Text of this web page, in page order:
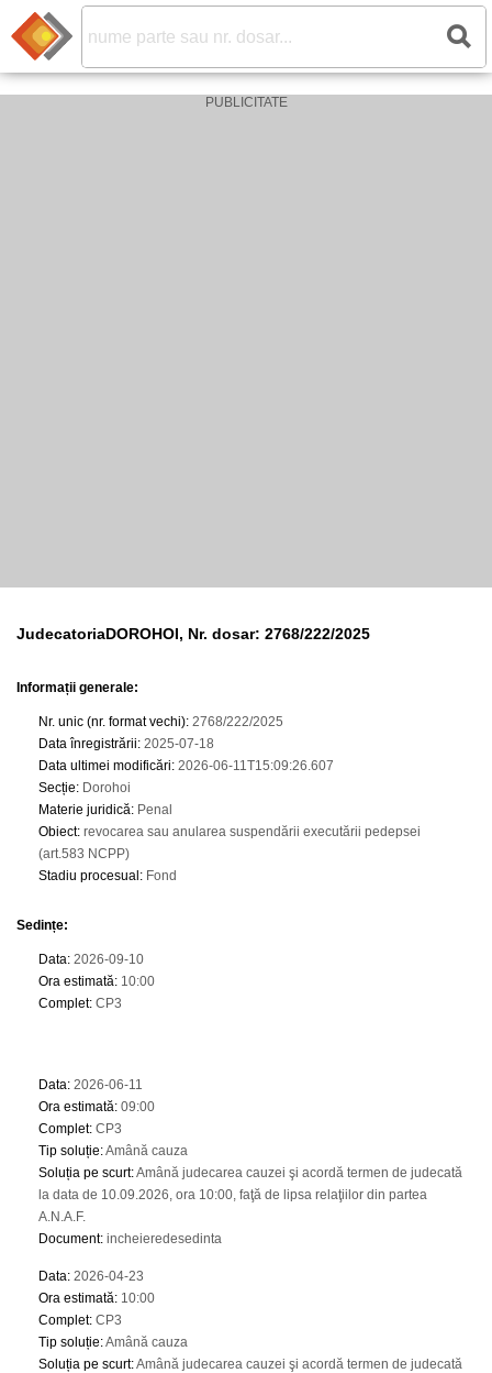
JudecatoriaDOROHOI, Nr. dosar: 2768/222/2025
Informații generale:
Nr. unic (nr. format vechi): 2768/222/2025
Data înregistrării: 2025-07-18
Data ultimei modificări: 2026-06-11T15:09:26.607
Secție: Dorohoi
Materie juridică: Penal
Obiect: revocarea sau anularea suspendării executării pedepsei
(art.583 NCPP)
Stadiu procesual : Fond
Sedințe:
Data: 2026-09-10
Ora estimată: 10:00
Complet: CP3
Data: 2026-06-11
Ora estimată: 09:00
Complet: CP3
Tip soluție:Amână cauza
Soluția pe scurt:Amână judecarea cauzei şi acordă termen de judecată
la data de 10.09.2026, ora 10:00, faţă de lipsa relaţiilor din partea
A.N.A.F.
Document: incheieredesedinta
Data: 2026-04-23
Ora estimată: 10:00
Complet: CP3
Tip soluție:Amână cauza
Soluția pe scurt:Amână judecarea cauzei şi acordă termen de judecată